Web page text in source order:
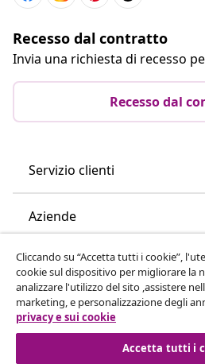
Recesso dal contratto
Invia una richiesta di recesso
Recesso dal
Servizio clienti
Aziende
vidaXL
Scopri di più
Cliccando su “Accetta tutti i cookie”,
cookie sul dispositivo per migliorare la
analizzare l'utilizzo del sito ,assistere
marketing, e personalizzazione degli
privacy e sui cookie
Accetta tutti i